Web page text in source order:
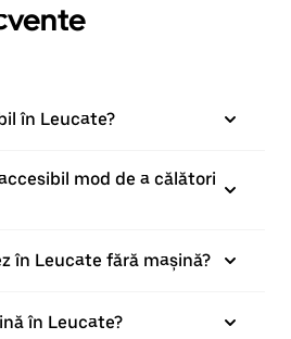
în Leucate?
mod de a călători
în Leucate fără mașină?
în Leucate?